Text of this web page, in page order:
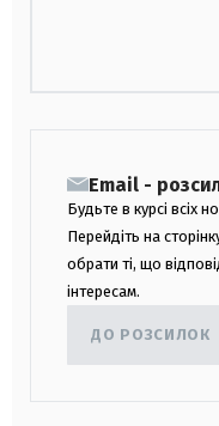
Email -
Будьте в курсі всіх
Перейдіть на
обрати ті, що
інтересам.
ДО РОЗСИЛОК